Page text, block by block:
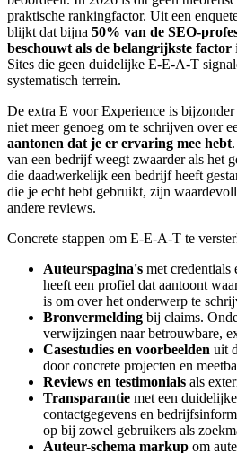
praktische rankingfactor. Uit een
blijkt dat bijna 50% van de SEO-
beschouwt als de belangrijkste factor
Sites die geen duidelijke E-E-A-T
systematisch terrein.
De extra E voor Experience is
niet meer genoeg om te schrijven over
aantonen dat je er ervaring mee hebt
van een bedrijf weegt zwaarder als het
die daadwerkelijk een bedrijf heeft
die je echt hebt gebruikt, zijn
andere reviews.
Concrete stappen om E-E-A-T te
Auteurspagina's met credentials
heeft een profiel dat aantoont
is om over het onderwerp te
Bronvermelding bij claims.
verwijzingen naar betrouwbare,
Casestudies en voorbeelden uit
door concrete projecten en
Reviews en testimonials als
Transparantie met een
contactgegevens en
op bij zowel gebruikers als
Auteur-schema markup om